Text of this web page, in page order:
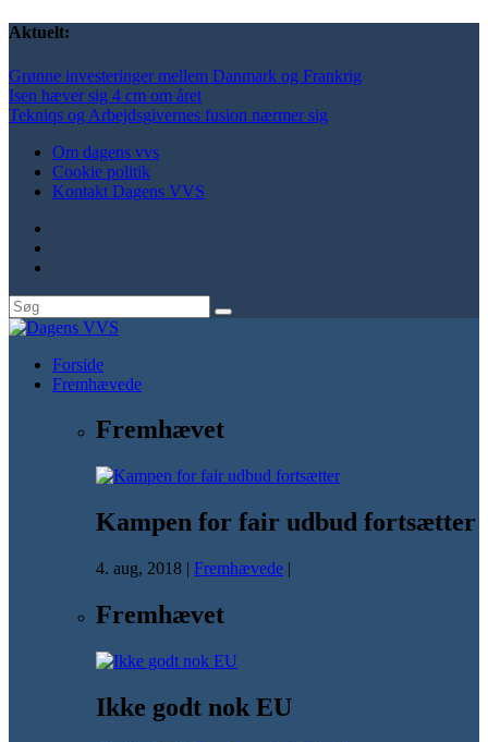
Aktuelt:
Grønne investeringer mellem Danmark og Frankrig
Isen hæver sig 4 cm om året
Tekniqs og Arbejdsgivernes fusion nærmer sig
Om dagens vvs
Cookie politik
Kontakt Dagens VVS
Forside
Fremhævede
Fremhævet
Kampen for fair udbud fortsætter
4. aug, 2018 | Fremhævede |
Fremhævet
Ikke godt nok EU